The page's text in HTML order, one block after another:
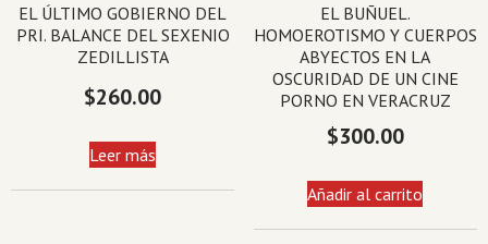
EL ÚLTIMO GOBIERNO DEL
PRI. BALANCE DEL SEXENIO
ZEDILLISTA
$260.00
Leer más
EL BUÑUEL.
HOMOEROTISMO Y CUERPOS
ABYECTOS EN LA
OSCURIDAD DE UN CINE
PORNO EN VERACRUZ
$300.00
Añadir al carrito